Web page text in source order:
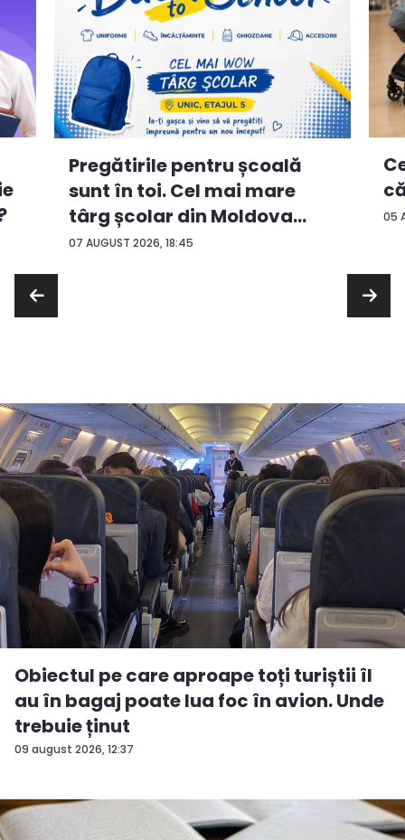
07 AUGUST 2026, 18:45
Pregătirile pentru școală
sunt în toi. Cel mai mare
târg școlar din Moldova
con...
05
09 august 2026, 12:37
Obiectul pe care aproape toți turiștii îl
au în bagaj poate lua foc în avion. Unde
trebuie ținut